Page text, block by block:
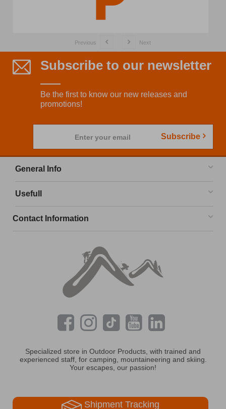
Previous Next
Subscribe to our newsletter
Be the first to know our new releases and
promotions!
Enter your email Subscribe
General Info
Usefull
Contact Information
Specialized store in Outdoor Products, with trained and
experienced staff, for camping, mountaineering and skiing.
Your escapes, our passion!
Shipment Tracking